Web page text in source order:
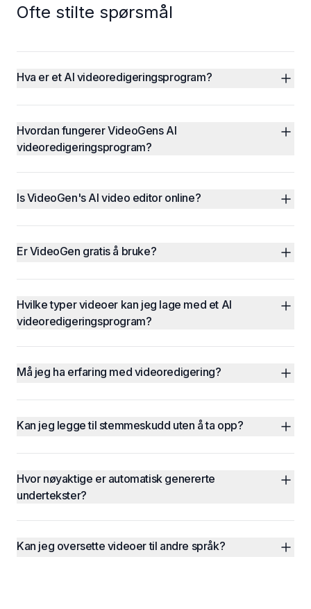
Ofte stilte spørsmål
Hva er et AI videoredigeringsprogram?
Hvordan fungerer VideoGens AI
videoredigeringsprogram?
Is VideoGen's AI video editor online?
Er VideoGen gratis å bruke?
Hvilke typer videoer kan jeg lage med et AI
videoredigeringsprogram?
Må jeg ha erfaring med videoredigering?
Kan jeg legge til stemmeskudd uten å ta opp?
Hvor nøyaktige er automatisk genererte
undertekster?
Kan jeg oversette videoer til andre språk?